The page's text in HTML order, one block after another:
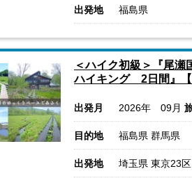
出発地 福島県
＜ハイク初級＞『尾瀬
ハイキング 2日間』【
出発月 2026年 09月
目的地 福島県 群馬県
出発地 埼玉県 東京23区